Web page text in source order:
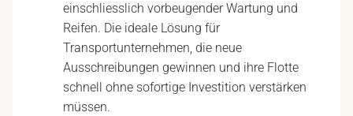
einschliesslich vorbeugender Wartung und
Reifen. Die ideale Lösung für
Transportunternehmen, die neue
Ausschreibungen gewinnen und ihre Flotte
schnell ohne sofortige Investition verstärken
müssen.